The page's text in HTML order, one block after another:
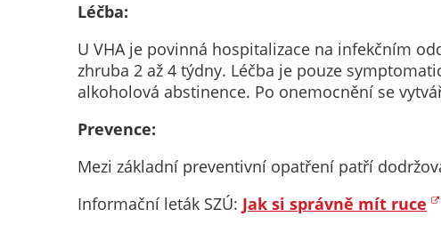
Léčba:
U VHA je povinná hospitalizace na infekčním
zhruba 2 až 4 týdny. Léčba je pouze
alkoholová abstinence. Po onemocnění se
Prevence:
Mezi základní preventivní opatření patří
Informační leták SZÚ: Jak si správně mít ruce